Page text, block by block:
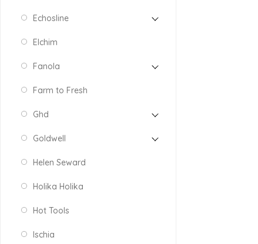
Echosline
Elchim
Fanola
Farm to Fresh
Ghd
Goldwell
Helen Seward
Holika Holika
Hot Tools
Ischia